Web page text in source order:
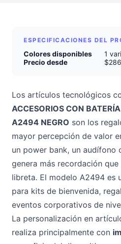
ESPECIFICACIONES DEL
Colores disponibles
1
Precio desde
Los artículos tecnológicos
ACCESORIOS CON
A2494 NEGRO son los
mayor percepción de valor
un power bank, un audífono
genera más recordación
libreta. El modelo A2494 es
para kits de bienvenida,
eventos corporativos de
La personalización en
realiza principalmente con